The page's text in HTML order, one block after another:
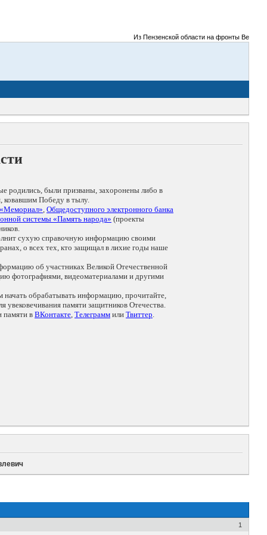
Из Пензенской области на фронты Великой
родились, были призваны, захоронены либо в
ковавшим Победу в тылу.
, Общедоступного электронного банка
системы «Память народа» (проекты
сухую справочную информацию своими
о всех тех, кто защищал в лихие годы наше
об участниках Великой Отечественной
фотографиями, видеоматериалами и другими
начать обрабатывать информацию, прочитайте,
памяти защитников Отечества.
памяти в ВКонтакте, Телеграмм или Твиттер.
1